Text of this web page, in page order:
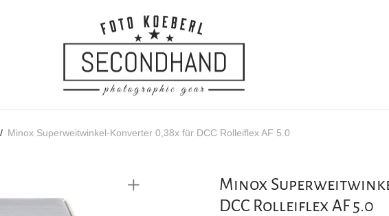
/ Minox Superweitwinkel-Konverter 0,38x für DCC Rolleiflex AF 5.0
Minox
DCC Rolleiflex AF 5.0